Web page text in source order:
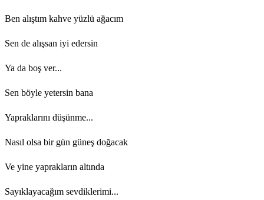
Ben alıştım kahve yüzlü ağacım
Sen de alışsan iyi edersin
Ya da boş ver...
Sen böyle yetersin bana
Yapraklarını düşünme...
Nasıl olsa bir gün güneş doğacak
Ve yine yaprakların altında
Sayıklayacağım sevdiklerimi...